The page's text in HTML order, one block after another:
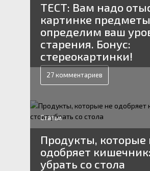
ТЕСТ: Вам надо
картинке
определим ваш
старения. Бонус:
стереокартинки!
27 комментариев
Статьи
Продукты, которые
одобряет
убрать со стола